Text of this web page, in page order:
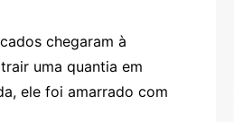
chegaram à
uma quantia em
ele foi amarrado com